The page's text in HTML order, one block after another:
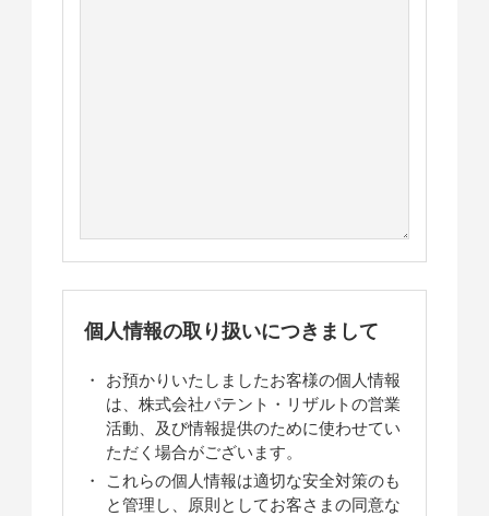
個人情報の取り扱いにつきまして
お預かりいたしましたお客様の個人情報
は、株式会社パテント・リザルトの営業
活動、及び情報提供のために使わせてい
ただく場合がございます。
これらの個人情報は適切な安全対策のも
と管理し、原則としてお客さまの同意な